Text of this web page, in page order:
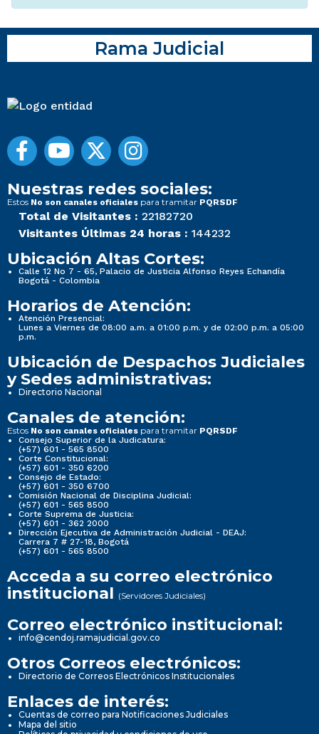
Rama Judicial
Nuestras redes sociales:
Estos No son canales oficiales para tramitar PQRSDF
Total de Visitantes : 22182720
Visitantes Últimas 24 horas : 144232
Ubicación Altas Cortes:
Calle 12 No 7 - 65, Palacio de Justicia Alfonso Reyes Echandía
Bogotá - Colombia
Horarios de Atención:
Atención Presencial:
Lunes a Viernes de 08:00 a.m. a 01:00 p.m. y de 02:00 p.m. a 05:00
p.m.
Ubicación de Despachos Judiciales
y Sedes administrativas:
Directorio Nacional
Canales de atención:
Estos No son canales oficiales para tramitar PQRSDF
Consejo Superior de la Judicatura:
(+57) 601 - 565 8500
Corte Constitucional:
(+57) 601 - 350 6200
Consejo de Estado:
(+57) 601 - 350 6700
Comisión Nacional de Disciplina Judicial:
(+57) 601 - 565 8500
Corte Suprema de Justicia:
(+57) 601 - 362 2000
Dirección Ejecutiva de Administración Judicial - DEAJ:
Carrera 7 # 27-18, Bogotá
(+57) 601 - 565 8500
Acceda a su correo electrónico
institucional (Servidores Judiciales)
Correo electrónico institucional:
info@cendoj.ramajudicial.gov.co
Otros Correos electrónicos:
Directorio de Correos Electrónicos Institucionales
Enlaces de interés:
Cuentas de correo para Notificaciones Judiciales
Mapa del sitio